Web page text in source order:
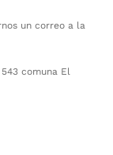
un correo a la
comuna El